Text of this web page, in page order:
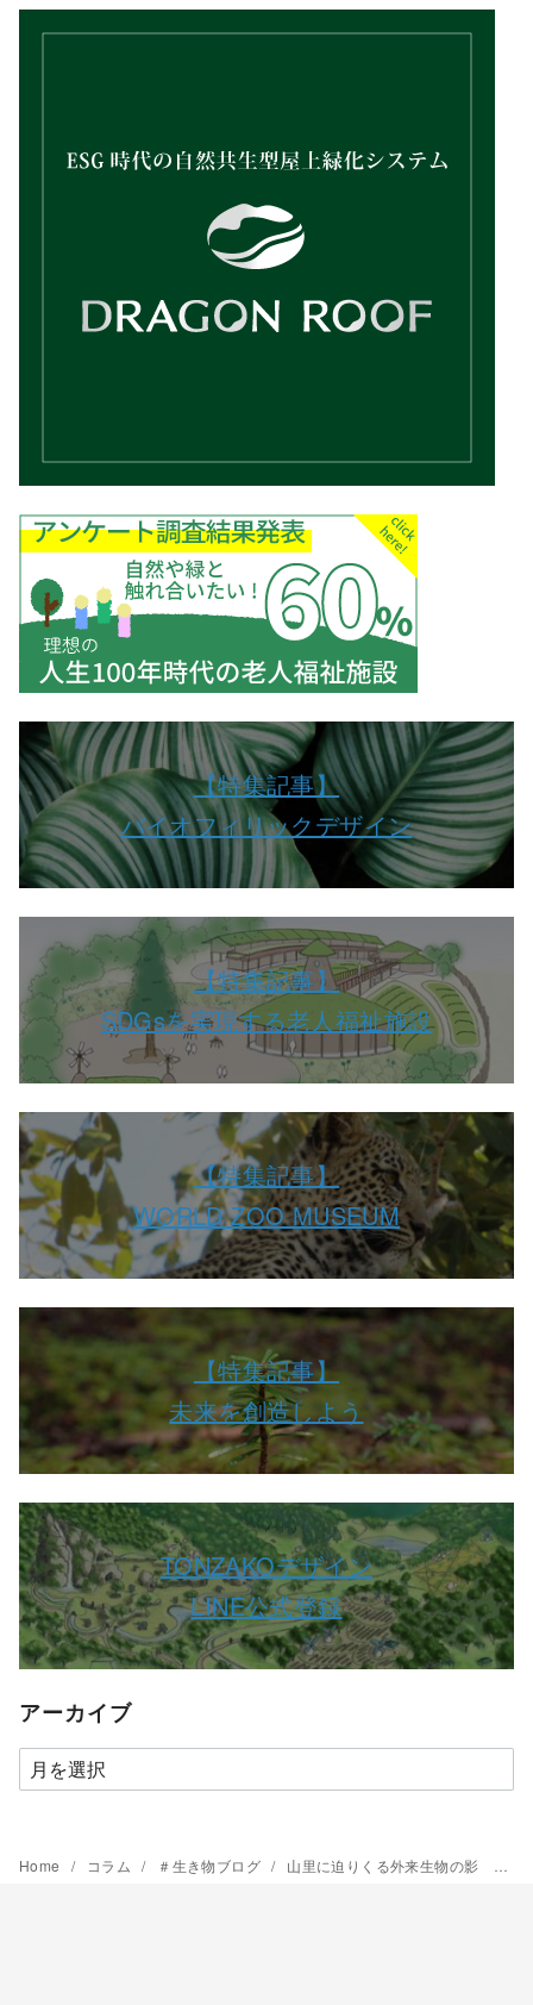
【特集記事】
バイオフィリックデザイン
【特集記事】
SDGsを実現する老人福祉施設
【特集記事】
WORLD ZOO MUSEUM
【特集記事】
未来を創造しよう
TONZAKOデザイン
LINE公式登録
アーカイブ
ア
ー
イ
Home コラム ＃生き物ブログ 山里に迫りくる外来生物の影 ～ガビチョウ～